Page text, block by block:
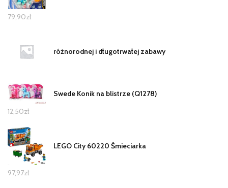
79,90zł
różnorodnej i długotrwałej zabawy
Swede Konik na blistrze (Q1278)
12,50zł
LEGO City 60220 Śmieciarka
97,97zł